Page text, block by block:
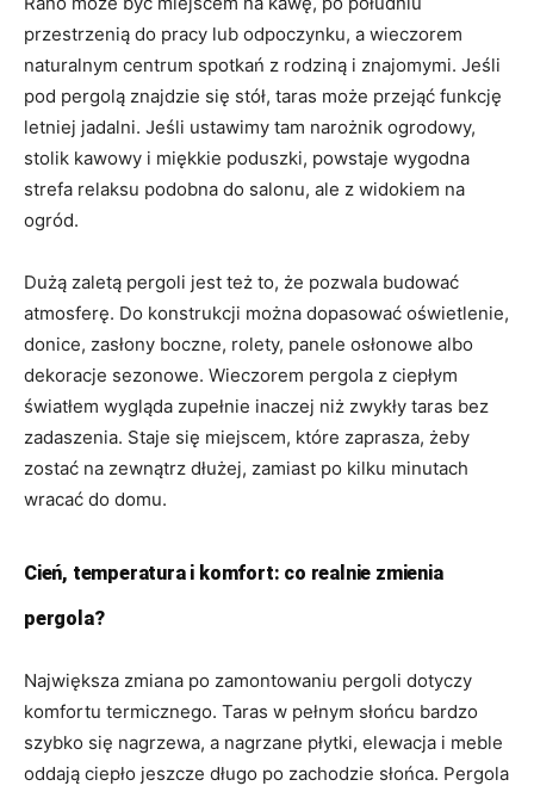
przestrzenią do pracy lub odpoczynku, a wieczorem
naturalnym centrum spotkań z rodziną i znajomymi. Jeśli
pod pergolą znajdzie się stół, taras może przejąć funkcję
letniej jadalni. Jeśli ustawimy tam narożnik ogrodowy,
stolik kawowy i miękkie poduszki, powstaje wygodna
strefa relaksu podobna do salonu, ale z widokiem na
ogród.
Dużą zaletą pergoli jest też to, że pozwala budować
atmosferę. Do konstrukcji można dopasować oświetlenie,
donice, zasłony boczne, rolety, panele osłonowe albo
dekoracje sezonowe. Wieczorem pergola z ciepłym
światłem wygląda zupełnie inaczej niż zwykły taras bez
zadaszenia. Staje się miejscem, które zaprasza, żeby
zostać na zewnątrz dłużej, zamiast po kilku minutach
wracać do domu.
Cień, temperatura i komfort: co realnie zmienia
pergola?
Największa zmiana po zamontowaniu pergoli dotyczy
komfortu termicznego. Taras w pełnym słońcu bardzo
szybko się nagrzewa, a nagrzane płytki, elewacja i meble
oddają ciepło jeszcze długo po zachodzie słońca. Pergola